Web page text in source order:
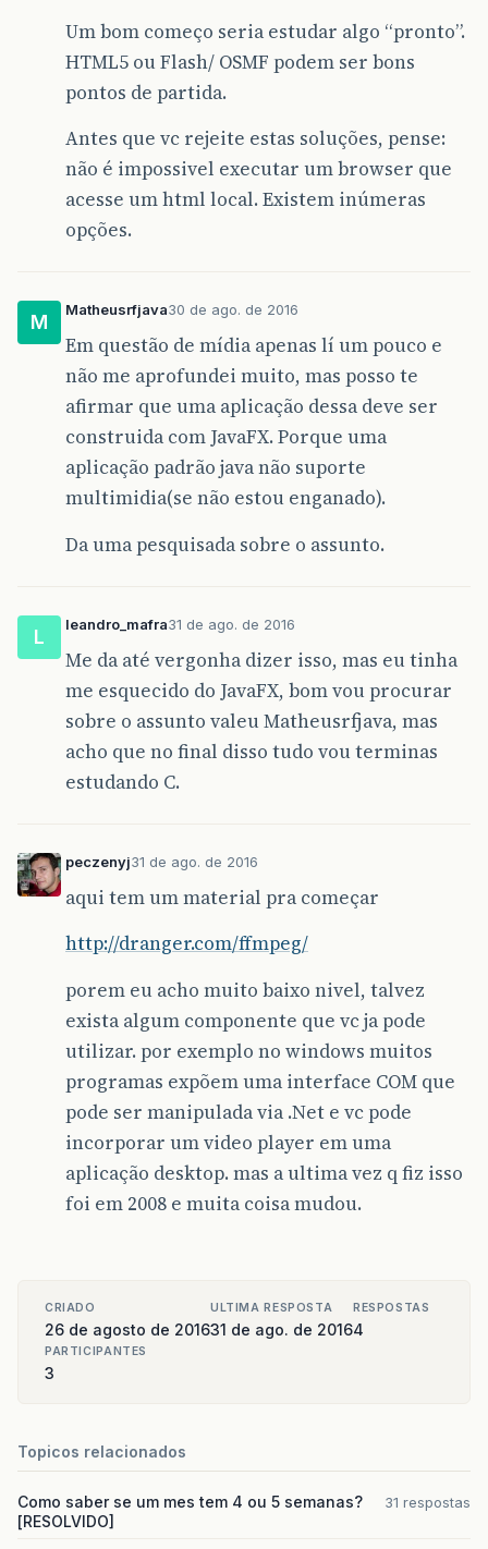
Um bom começo seria estudar algo “pronto”.
HTML5 ou Flash/ OSMF podem ser bons
pontos de partida.
Antes que vc rejeite estas soluções, pense:
não é impossivel executar um browser que
acesse um html local. Existem inúmeras
opções.
M
Matheusrfjava30 de ago. de 2016
Em questão de mídia apenas lí um pouco e
não me aprofundei muito, mas posso te
afirmar que uma aplicação dessa deve ser
construida com JavaFX. Porque uma
aplicação padrão java não suporte
multimidia(se não estou enganado).
Da uma pesquisada sobre o assunto.
L
leandro_mafra31 de ago. de 2016
Me da até vergonha dizer isso, mas eu tinha
me esquecido do JavaFX, bom vou procurar
sobre o assunto valeu Matheusrfjava, mas
acho que no final disso tudo vou terminas
estudando C.
peczenyj31 de ago. de 2016
aqui tem um material pra começar
http://dranger.com/ffmpeg/
porem eu acho muito baixo nivel, talvez
exista algum componente que vc ja pode
utilizar. por exemplo no windows muitos
programas expõem uma interface COM que
pode ser manipulada via .Net e vc pode
incorporar um video player em uma
aplicação desktop. mas a ultima vez q fiz isso
foi em 2008 e muita coisa mudou.
CRIADO
26 de agosto de 2016
ULTIMA RESPOSTA
31 de ago. de 2016
RESPOSTAS
4
PARTICIPANTES
3
Topicos relacionados
Como saber se um mes tem 4 ou 5 semanas?
[RESOLVIDO]
31 respostas